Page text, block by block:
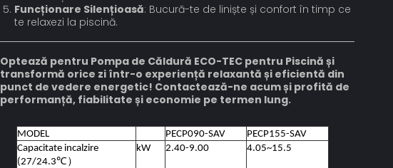
Funcționare Silențioasă: Bucură-te de liniște și confort în timp ce
te relaxezi la piscină.
Optează pentru Pompa de Căldură ECO-TEC pentru Piscină și
transformă orice zi într-o experiență relaxantă și eficientă din
punct de vedere energetic! Contactează-ne acum și profită de
performanță, fiabilitate și economie pe termen lung.
MODEL PECP090-SAV
PECP155-SAV
Capacitate incalzire
(27/24.3℃ ）
kW 2.40-9.00 4.05~15.5